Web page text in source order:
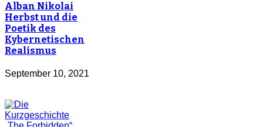
Alban Nikolai
Herbst und die
Poetik des
Kybernetischen
Realismus
September 10, 2021